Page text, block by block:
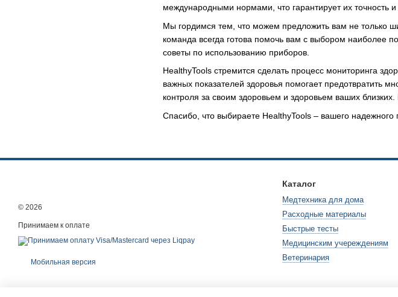
международными нормами, что гарантирует их точность и
Мы гордимся тем, что можем предложить вам не только
команда всегда готова помочь вам с выбором наиболее
советы по использованию приборов.
HealthyTools стремится сделать процесс мониторинга
важных показателей здоровья помогает предотвратить
контроля за своим здоровьем и здоровьем ваших
Спасибо, что выбираете HealthyTools – вашего надежного
© 2026
Принимаем к оплате
Мобильная версия
Каталог
Медтехника для дома
Расходные материалы
Быстрые тесты
Медицинским учереждениям
Ветеринария